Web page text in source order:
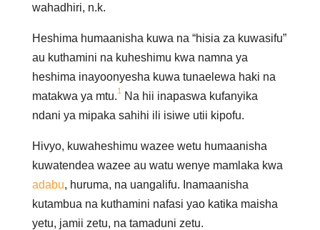
wahadhiri, n.k.
Heshima humaanisha kuwa na “hisia za kuwasifu”
au kuthamini na kuheshimu kwa namna ya
heshima inayoonyesha kuwa tunaelewa haki na
matakwa ya mtu.1Na hii inapaswa kufanyika
ndani ya mipaka sahihi ili isiwe utii kipofu.
Hivyo, kuwaheshimu wazee wetu humaanisha
kuwatendea wazee au watu wenye mamlaka kwa
adabu, huruma, na uangalifu. Inamaanisha
kutambua na kuthamini nafasi yao katika maisha
yetu, jamii zetu, na tamaduni zetu.